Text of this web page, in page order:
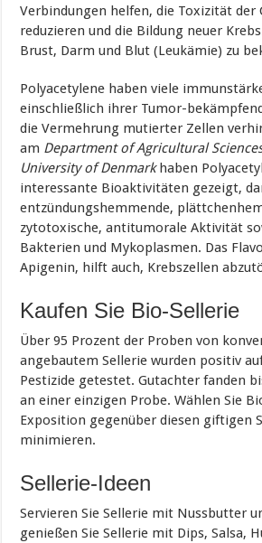
Verbindungen helfen, die Toxizität der
reduzieren und die Bildung neuer
Brust, Darm und Blut (Leukämie) zu
Polyacetylene haben viele
einschließlich ihrer Tumor-
die Vermehrung mutierter Zellen
am Department of Agricultural
University of Denmarkhaben
interessante Bioaktivitäten gezeigt,
entzündungshemmende,
zytotoxische, antitumorale Aktivität
Bakterien und Mykoplasmen. Das
Apigenin, hilft auch, Krebszellen
Kaufen Sie Bio-Sellerie
Über 95 Prozent der Proben von
angebautem Sellerie wurden positiv
Pestizide getestet. Gutachter fanden
an einer einzigen Probe. Wählen Sie
Exposition gegenüber diesen giftigen
minimieren.
Sellerie-Ideen
Servieren Sie Sellerie mit Nussbutter
genießen Sie Sellerie mit Dips, Salsa,